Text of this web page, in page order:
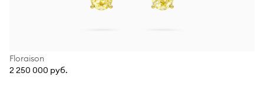
Floraison
2 250 000 руб.